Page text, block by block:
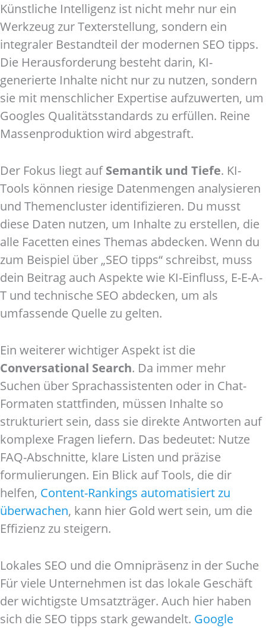
Künstliche Intelligenz ist nicht mehr nur ein
Werkzeug zur Texterstellung, sondern ein
integraler Bestandteil der modernen SEO tipps.
Die Herausforderung besteht darin, KI-
generierte Inhalte nicht nur zu nutzen, sondern
sie mit menschlicher Expertise aufzuwerten, um
Googles Qualitätsstandards zu erfüllen. Reine
Massenproduktion wird abgestraft.
Der Fokus liegt aufSemantik und Tiefe. KI-
Tools können riesige Datenmengen analysieren
und Themencluster identifizieren. Du musst
diese Daten nutzen, um Inhalte zu erstellen, die
alle Facetten eines Themas abdecken. Wenn du
zum Beispiel über „SEO tipps“ schreibst, muss
dein Beitrag auch Aspekte wie KI-Einfluss, E-E-A-
T und technische SEO abdecken, um als
umfassende Quelle zu gelten.
Ein weiterer wichtiger Aspekt ist die
Conversational Search. Da immer mehr
Suchen über Sprachassistenten oder in Chat-
Formaten stattfinden, müssen Inhalte so
strukturiert sein, dass sie direkte Antworten auf
komplexe Fragen liefern. Das bedeutet: Nutze
FAQ-Abschnitte, klare Listen und präzise
formulierungen. Ein Blick auf Tools, die dir
helfen, Content-Rankings automatisiert zu
überwachen, kann hier Gold wert sein, um die
Effizienz zu steigern.
Lokales SEO und die Omnipräsenz in der Suche
Für viele Unternehmen ist das lokale Geschäft
der wichtigste Umsatzträger. Auch hier haben
sich die SEO tipps stark gewandelt. Google